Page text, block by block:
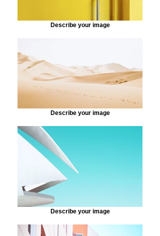
Describe your image
Describe your image
Describe your image